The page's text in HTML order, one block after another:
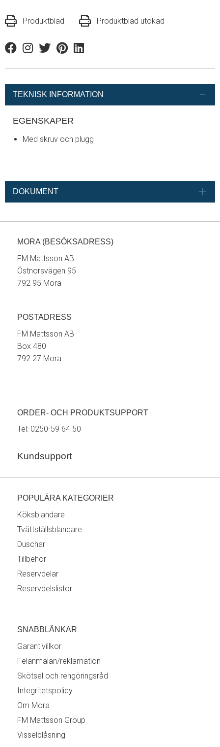
Produktblad Produktblad utökad
FacebookInstagram
TwitterPinterestLinkedin
TEKNISK INFORMATION
EGENSKAPER
Med skruv och plugg
DOKUMENT
MORA (BESÖKSADRESS)
FM Mattsson AB
Östnorsvägen 95
792 95 Mora
POSTADRESS
FM Mattsson AB
Box 480
792 27 Mora
ORDER- OCH PRODUKTSUPPORT
Tel: 0250-59 64 50
Kundsupport
POPULÄRA KATEGORIER
Köksblandare
Tvättställsblandare
Duschar
Tillbehör
Reservdelar
Reservdelslistor
SNABBLÄNKAR
Garantivillkor
Felanmälan/reklamation
Skötsel och rengöringsråd
Integritetspolicy
Om Mora
FM Mattsson Group
Visselblåsning